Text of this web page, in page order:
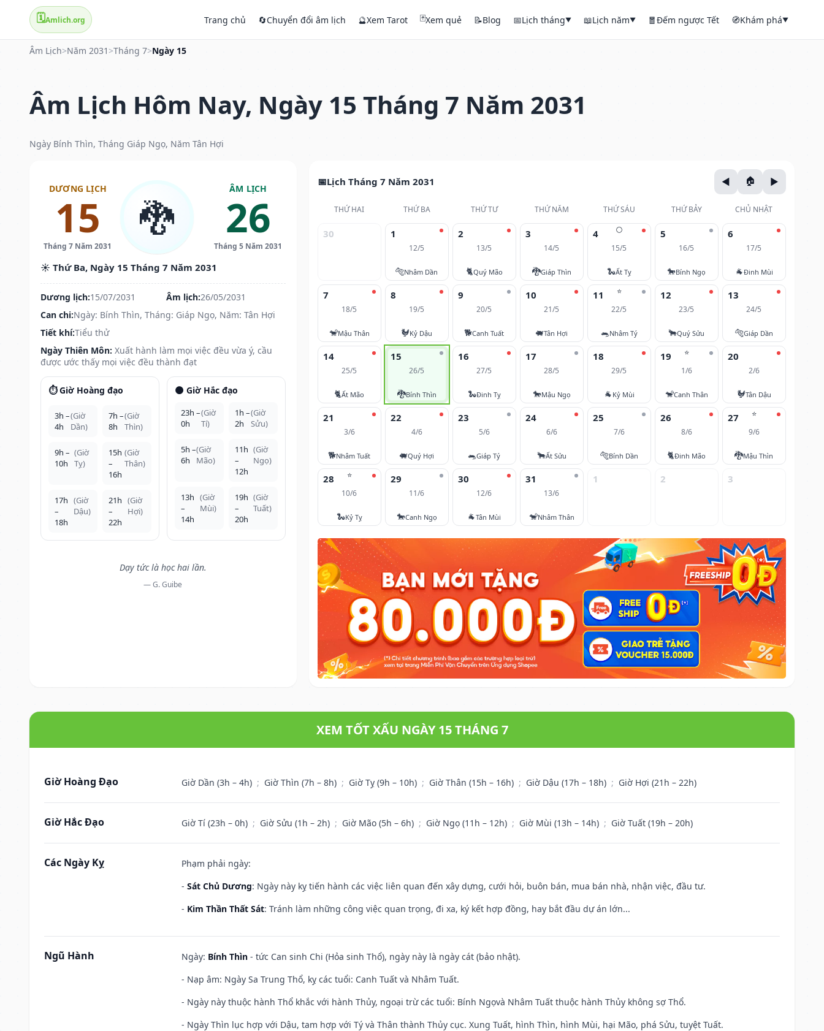
🗓️Amlich.org Trang chủ 🔄Chuyển đổi âm lịch 🔮Xem Tarot 🃏Xem quẻ 📝Blog 📅Lịch tháng▼ 📖Lịch năm▼ 🧧Đếm ngược Tết 🧭Khám phá▼
Âm Lịch>Năm 2031 >Tháng 7>Ngày 15
Âm Lịch Hôm Nay, Ngày 15 Tháng 7 Năm 2031
Ngày Bính Thìn, Tháng Giáp Ngọ, Năm Tân Hợi
DƯƠNG LỊCH
15
Tháng 7 Năm 2031
🐉
ÂM LỊCH
26
Tháng 5 Năm 2031
☀️ Thứ Ba, Ngày 15 Tháng 7 Năm 2031
Dương lịch:15/07/2031 Âm lịch:26/05/2031
Can chi:Ngày: Bính Thìn, Tháng: Giáp Ngọ, Năm: Tân Hợi
Tiết khí:Tiểu thử
Ngày Thiên Môn: Xuất hành làm mọi việc đều vừa ý, cầu
được ước thấy mọi việc đều thành đạt
⏱️ Giờ Hoàng đạo
3h –
4h
(Giờ
Dần)
7h –
8h
(Giờ
Thìn)
9h –
10h
(Giờ
Tỵ)
15h
–
16h
(Giờ
Thân)
17h
–
18h
(Giờ
Dậu)
21h
–
22h
(Giờ
Hợi)
🌑 Giờ Hắc đạo
23h –
0h
(Giờ
Tí)
1h –
2h
(Giờ
Sửu)
5h –
6h
(Giờ
Mão)
11h
–
12h
(Giờ
Ngọ)
13h
–
14h
(Giờ
Mùi)
19h
–
20h
(Giờ
Tuất)
Dạy tức là học hai lần.
— G. Guibe
Lịch Tháng 7 Năm 2031
THỨ HAI THỨ BA THỨ TƯ THỨ NĂM THỨ SÁU THỨ BẢY CHỦ NHẬT
30 1
12/5
🐅Nhâm Dần
2
13/5
🐈Quý Mão
3
14/5
🐉Giáp Thìn
🌕
4
15/5
🐍Ất Tỵ
5
16/5
🐎Bính Ngọ
6
17/5
🐐Đinh Mùi
7
18/5
🐒Mậu Thân
8
19/5
🐓Kỷ Dậu
9
20/5
🐕Canh Tuất
10
21/5
🐖Tân Hợi
⭐
11
22/5
🐀Nhâm Tý
12
23/5
🐂Quý Sửu
13
24/5
🐅Giáp Dần
14
25/5
🐈Ất Mão
15
26/5
🐉Bính Thìn
16
27/5
🐍Đinh Tỵ
17
28/5
🐎Mậu Ngọ
18
29/5
🐐 Kỷ Mùi
⭐
19
1/6
🐒Canh Thân
20
2/6
🐓Tân Dậu
21
3/6
🐕Nhâm Tuất
22
4/6
🐖Quý Hợi
23
5/6
🐀Giáp Tý
24
6/6
🐂Ất Sửu
25
7/6
🐅Bính Dần
26
8/6
🐈Đinh Mão
⭐
27
9/6
🐉Mậu Thìn
⭐
28
10/6
🐍Kỷ Tỵ
29
11/6
🐎Canh Ngọ
30
12/6
🐐Tân Mùi
31
13/6
🐒Nhâm Thân
1 2 3
XEM TỐT XẤU NGÀY 15 THÁNG 7
Giờ Hoàng Đạo Giờ Dần (3h – 4h) ; Giờ Thìn (7h – 8h) ; Giờ Tỵ (9h – 10h) ; Giờ Thân (15h – 16h) ; Giờ Dậu (17h – 18h) ; Giờ Hợi (21h – 22h)
Giờ Hắc Đạo Giờ Tí (23h – 0h) ; Giờ Sửu (1h – 2h) ; Giờ Mão (5h – 6h) ; Giờ Ngọ (11h – 12h) ; Giờ Mùi (13h – 14h) ; Giờ Tuất (19h – 20h)
Các Ngày Kỵ
Phạm phải ngày:
- Sát Chủ Dương: Ngày này kỵ tiến hành các việc liên quan đến xây dựng, cưới hỏi, buôn bán, mua bán nhà, nhận việc, đầu tư.
- Kim Thần Thất Sát: Tránh làm những công việc quan trọng, đi xa, ký kết hợp đồng, hay bắt đầu dự án lớn...
Ngũ Hành Ngày: Bính Thìn - tức Can sinh Chi (Hỏa sinh Thổ), ngày này là ngày cát (bảo nhật).
- Nạp âm: Ngày Sa Trung Thổ, kỵ các tuổi: Canh Tuất và Nhâm Tuất.
- Ngày này thuộc hành Thổ khắc với hành Thủy, ngoại trừ các tuổi: Bính Ngọvà Nhâm Tuất thuộc hành Thủy không sợ Thổ.
- Ngày Thìn lục hợp với Dậu, tam hợp với Tý và Thân thành Thủy cục. Xung Tuất, hình Thìn, hình Mùi, hại Mão, phá Sửu, tuyệt Tuất.